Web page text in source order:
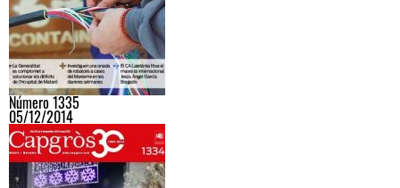
Número 1335
05/12/2014